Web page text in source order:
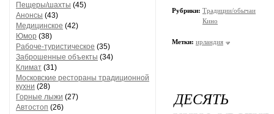
Пещеры/шахты (45)
Анонсы (43)
Медицинское (42)
Юмор (38)
Рабоче-туристическое (35)
Заброшенные объекты (34)
Климат (31)
Московские рестораны традиционной
кухни (28)
Горные лыжи (27)
Автостоп (26)
Рубрики: Традиции/обычаи
Кино
Метки: ирландия
ДЕСЯТЬ